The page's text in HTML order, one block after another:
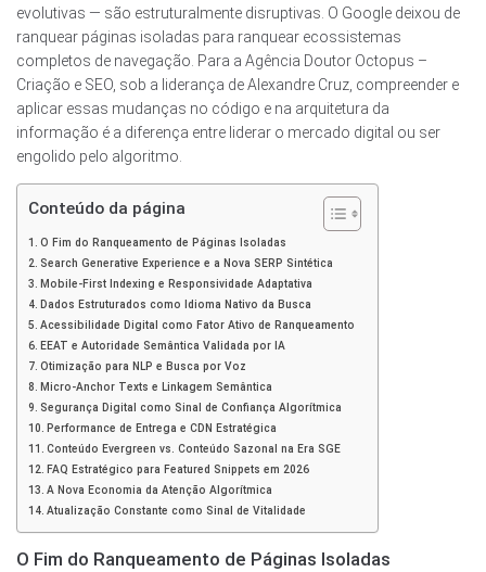
evolutivas — são estruturalmente disruptivas. O Google deixou de
ranquear páginas isoladas para ranquear ecossistemas
completos de navegação. Para a Agência Doutor Octopus –
Criação e SEO, sob a liderança de Alexandre Cruz, compreender e
aplicar essas mudanças no código e na arquitetura da
informação é a diferença entre liderar o mercado digital ou ser
engolido pelo algoritmo.
Conteúdo da página
O Fim do Ranqueamento de Páginas Isoladas
Search Generative Experience e a Nova SERP Sintética
Mobile-First Indexing e Responsividade Adaptativa
Dados Estruturados como Idioma Nativo da Busca
Acessibilidade Digital como Fator Ativo de Ranqueamento
EEAT e Autoridade Semântica Validada por IA
Otimização para NLP e Busca por Voz
Micro-Anchor Texts e Linkagem Semântica
Segurança Digital como Sinal de Confiança Algorítmica
Performance de Entrega e CDN Estratégica
Conteúdo Evergreen vs. Conteúdo Sazonal na Era SGE
FAQ Estratégico para Featured Snippets em 2026
A Nova Economia da Atenção Algorítmica
Atualização Constante como Sinal de Vitalidade
O Fim do Ranqueamento de Páginas Isoladas